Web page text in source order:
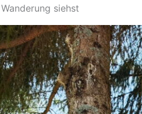
siehst